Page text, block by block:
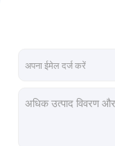
शीर्ष पर बैठो कायाकी